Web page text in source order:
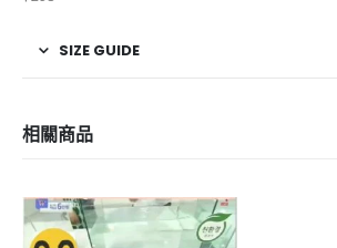
SIZE GUIDE
相關商品